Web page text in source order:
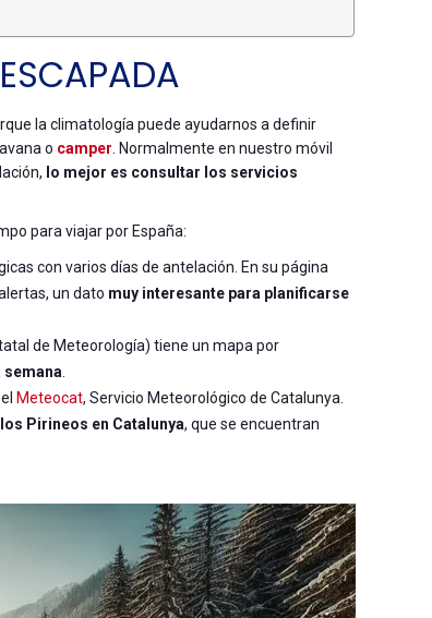
la climatología puede ayudarnos a definir
o camper . Normalmente en nuestro móvil
lo mejor es consultar los servicios
para viajar por España:
con varios días de antelación. En su página
un dato muy interesante para planificarse
de Meteorología) tiene un mapa por
Meteocat, Servicio Meteorológico de Catalunya.
Pirineos en Catalunya, que se encuentran